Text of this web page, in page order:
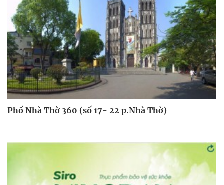
Phố Nhà Thờ 360 (số 17- 22 p.Nhà Thờ)